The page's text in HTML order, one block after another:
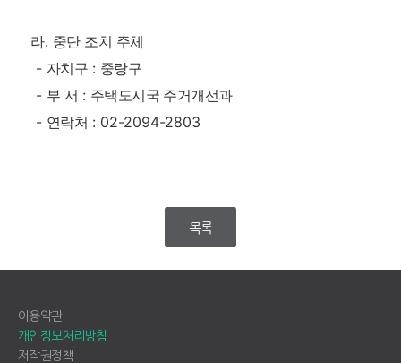
라. 중단 조치 주체
- 자치구 : 중랑구
- 부 서 : 주택도시국 주거개선과
- 연락처 : 02-2094-2803
목록
이용약관
개인정보처리방침
저작권정책